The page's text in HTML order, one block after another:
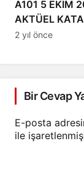
A101 5 EKİM
AKTÜEL
2 yıl önce
Bir Cevap
E-posta
ile